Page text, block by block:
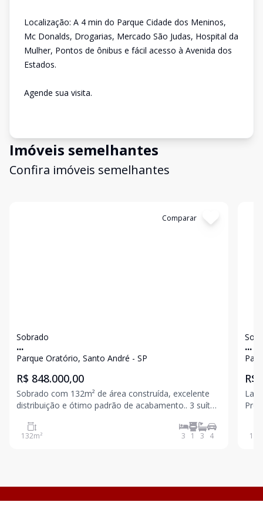
Localização: A 4 min do Parque Cidade dos Meninos,
Mc Donalds, Drogarias, Mercado São Judas, Hospital da
Mulher, Pontos de ônibus e fácil acesso à Avenida dos
Estados.
Agende sua visita.
Imóveis semelhantes
Confira imóveis semelhantes
Comparar
Sobrado
...
Parque Oratório, Santo André - SP
R$ 848.000,00
Sobrado com 132m² de área construída, excelente
distribuição e ótimo padrão de acabamento.. 3 suítes
integrada à cozinha em conceito. aberto Lavabo
social Infraestrutura pronta para ar-condicionado
132m² 3 1 3 4
...
R$
Próximo
139